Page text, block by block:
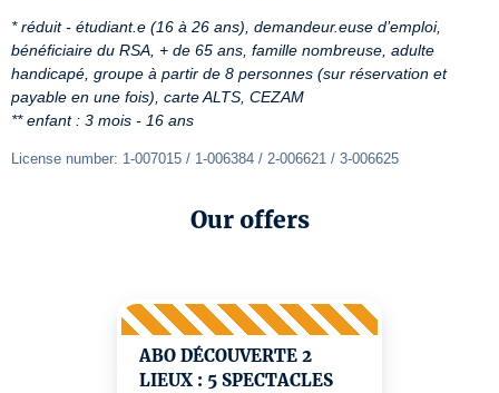
* réduit - étudiant.e (16 à 26 ans), demandeur.euse d’emploi,
bénéficiaire du RSA, + de 65 ans, famille nombreuse, adulte
handicapé, groupe à partir de 8 personnes (sur réservation et
payable en une fois), carte ALTS, CEZAM
** enfant : 3 mois - 16 ans
License number: 1-007015 / 1-006384 / 2-006621 / 3-006625
Our offers
ABO DÉCOUVERTE 2
LIEUX : 5 SPECTACLES